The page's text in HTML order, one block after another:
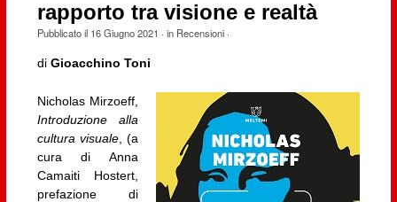
rapporto tra visione e realtà
Pubblicato il 16 Giugno 2021 · in Recensioni·
di Gioacchino Toni
Nicholas Mirzoeff,
Introduzione alla
cultura visuale, (a
cura di Anna
Camaiti Hostert,
prefazione di